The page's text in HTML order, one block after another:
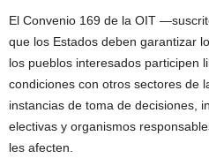
El Convenio 169 de la OIT
que los Estados deben garantizar
los pueblos interesados participen
condiciones con otros sectores de
instancias de toma de decisiones,
electivas y organismos
les afecten.